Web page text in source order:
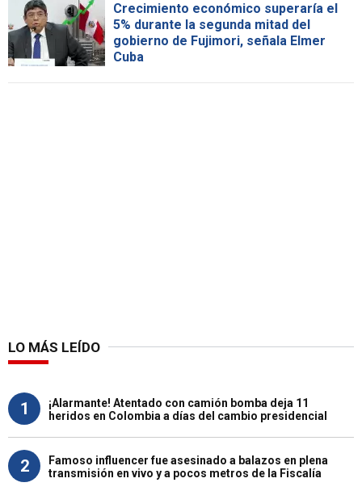
Crecimiento económico superaría el
5% durante la segunda mitad del
gobierno de Fujimori, señala Elmer
Cuba
LO MÁS LEÍDO
1
¡Alarmante! Atentado con camión bomba deja 11
heridos en Colombia a días del cambio presidencial
2
Famoso influencer fue asesinado a balazos en plena
transmisión en vivo y a pocos metros de la Fiscalía